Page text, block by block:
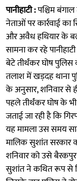
पानीहाटी :पश्चिम
नेताओं पर कार्रवाई का
और अवैध हथियार के
सामना कर रहे
बेटे तीर्थंकर घोष पुलिस
तलाश में खड़दह थाना
के अनुसार, शनिवार से
पहले तीर्थंकर घोष के
जताई जा रही है कि
यह मामला उस समय
मालिक सुशांत सरकार
शनिवार को उसे
सुशांत ने कथित रूप से